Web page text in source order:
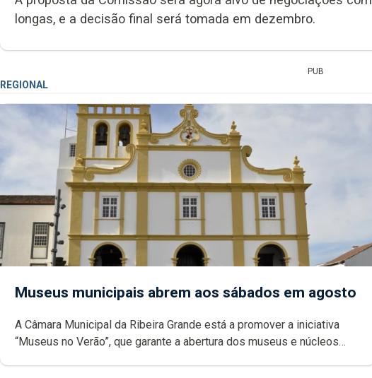
longas, e a decisão final será tomada em dezembro.
PUB
REGIONAL
Museus municipais abrem aos sábados em agosto
A Câmara Municipal da Ribeira Grande está a promover a iniciativa
“Museus no Verão”, que garante a abertura dos museus e núcleos